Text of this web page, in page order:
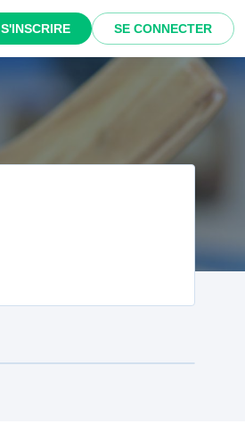
S'INSCRIRE SE CONNECTER